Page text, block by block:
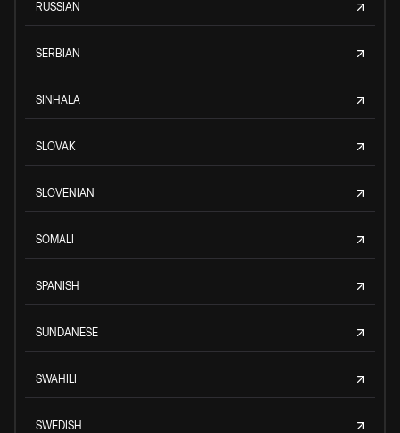
RUSSIAN
SERBIAN
SINHALA
SLOVAK
SLOVENIAN
SOMALI
SPANISH
SUNDANESE
SWAHILI
SWEDISH